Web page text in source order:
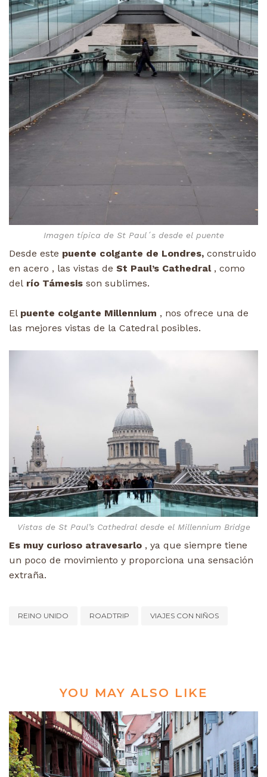
Imagen típica de St Paul´s desde el puente
Desde este puente colgante de Londres, construido
en acero , las vistas de St Paul’s Cathedral, como
del río Támesis son sublimes.
El puente colgante Millennium , nos ofrece una de
las mejores vistas de la Catedral posibles.
Vistas de St Paul’s Cathedral desde el Millennium Bridge
Es muy curioso atravesarlo , ya que siempre tiene
un poco de movimiento y proporciona una sensación
extraña.
REINO UNIDO ROADTRIP VIAJES CON NIÑOS
YOU MAY ALSO LIKE